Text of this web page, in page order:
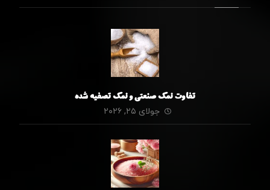
تفاوت نمک صنعتی و نمک تصفیه شده
جولای ۲۵, ۲۰۲۶